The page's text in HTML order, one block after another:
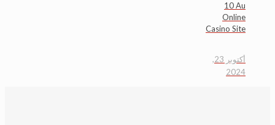
10 Au
Online
Casino Site
أكتوبر 23,
2024